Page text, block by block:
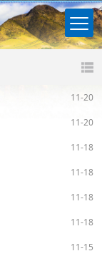
11-20
11-20
11-18
11-18
11-18
11-18
11-15